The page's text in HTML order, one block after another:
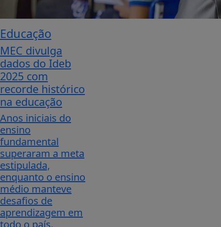
Educação
MEC divulga
dados do Ideb
2025 com
recorde histórico
na educação
Anos iniciais do
ensino
fundamental
superaram a meta
estipulada,
enquanto o ensino
médio manteve
desafios de
aprendizagem em
todo o país.